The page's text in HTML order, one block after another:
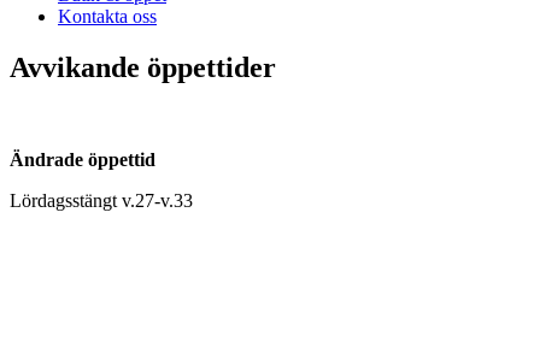
Kontakta oss
Avvikande öppettider
Ändrade öppettid
Lördagsstängt v.27-v.33